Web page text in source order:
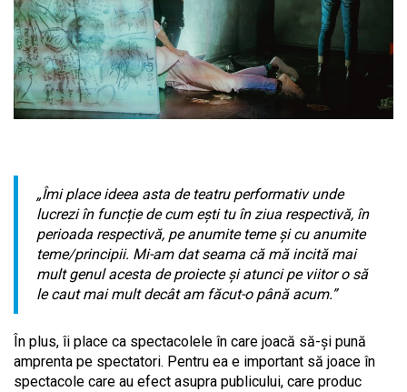
„Îmi place ideea asta de teatru performativ unde
lucrezi în funcție de cum ești tu în ziua respectivă, în
perioada respectivă, pe anumite teme și cu anumite
teme/principii. Mi-am dat seama că mă incită mai
mult genul acesta de proiecte și atunci pe viitor o să
le caut mai mult decât am făcut-o până acum.”
În plus, îi place ca spectacolele în care joacă să-și pună
amprenta pe spectatori. Pentru ea e important să joace în
spectacole care au efect asupra publicului, care produc